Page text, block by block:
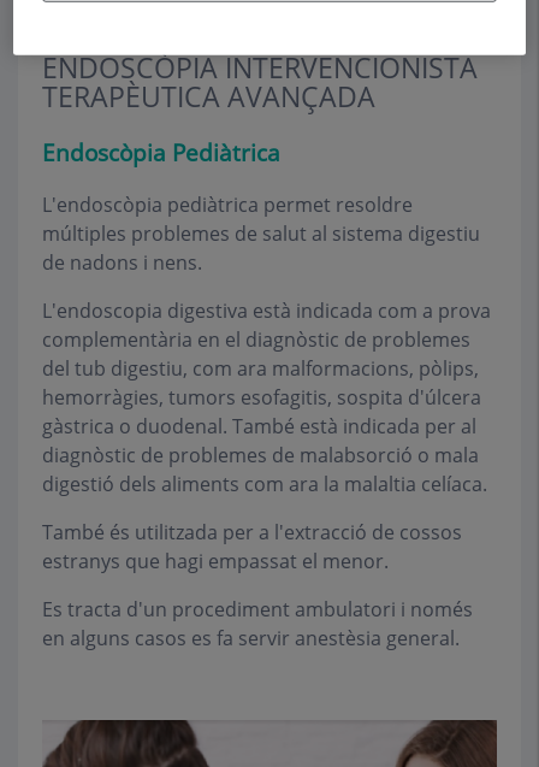
ENDOSCÒPIA INTERVENCIONISTA
TERAPÈUTICA AVANÇADA
Endoscòpia Pediàtrica
L'endoscòpia pediàtrica permet resoldre
múltiples problemes de salut al sistema digestiu
de nadons i nens.
L'endoscopia digestiva està indicada com a prova
complementària en el diagnòstic de problemes
del tub digestiu, com ara malformacions, pòlips,
hemorràgies, tumors esofagitis, sospita d'úlcera
gàstrica o duodenal. També està indicada per al
diagnòstic de problemes de malabsorció o mala
digestió dels aliments com ara la malaltia celíaca.
També és utilitzada per a l'extracció de cossos
estranys que hagi empassat el menor.
Es tracta d'un procediment ambulatori i només
en alguns casos es fa servir anestèsia general.